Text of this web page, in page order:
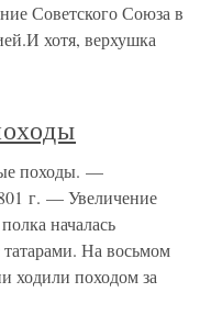
Советского Союза в
хотя, верхушка
походы. —
г. — Увеличение
началась
На восьмом
ходили походом за